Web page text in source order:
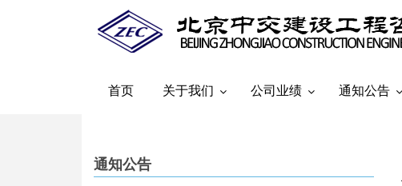
首页 关于我们 公司业绩 通知公告
通知公告